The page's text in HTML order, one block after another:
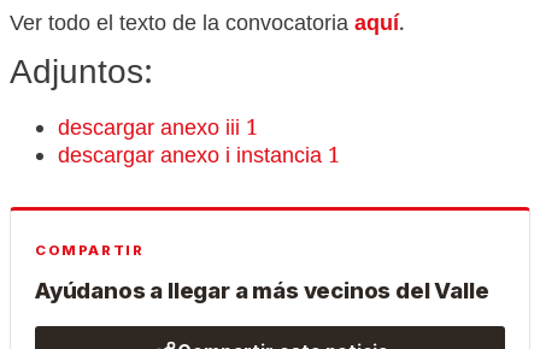
Ver todo el texto de la convocatoriaaquí.
Adjuntos:
descargar anexo iii 1
descargar anexo i instancia 1
COMPARTIR
Ayúdanos a llegar a más vecinos del Valle